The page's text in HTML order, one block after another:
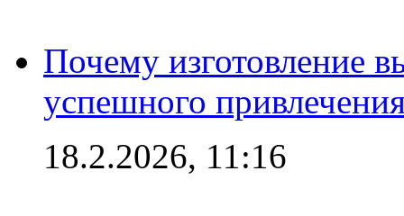
Почему изготовление
успешного
18.2.2026, 11:16